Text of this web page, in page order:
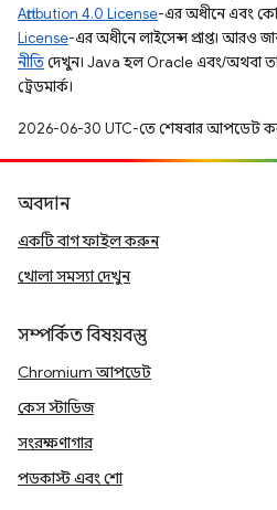
Attribution 4.0 License-এর অধীনে এবং
License-এর অধীনে লাইসেন্স প্রাপ্ত। আরও
নীতিদেখুন। Java হল Oracle এবং/অথবা তার
ট্রেডমার্ক।
2026-06-30 UTC-তে শেষবার আপডেট
অবদান
একটি বাগ ফাইল করুন
খোলা সমস্যা দেখুন
সম্পর্কিত বিষয়বস্তু
Chromium আপডেট
কেস স্টাডিজ
সংরক্ষণাগার
পডকাস্ট এবং শো